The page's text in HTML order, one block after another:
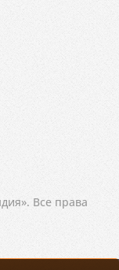
Все права